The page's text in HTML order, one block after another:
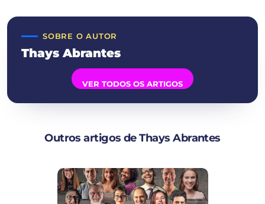
SOBRE O AUTOR
Thays Abrantes
VER TODOS OS ARTIGOS
Outros artigos de Thays Abrantes